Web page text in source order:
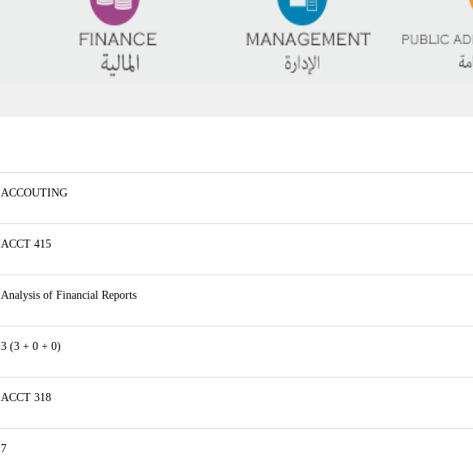
ACCOUTING
ACCT 415
Analysis of Financial Reports
3 (3 + 0 + 0)
ACCT 318
7